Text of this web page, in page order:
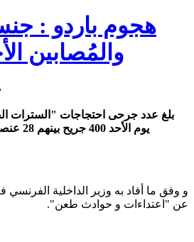
هجوم باردو :
والمُصابين
بلغ عدد جرحى احتجاجات "السترات
يوم
و وفق ما أفاد به وزير الداخلية
عن "اعتداءات و حوادث طعن".